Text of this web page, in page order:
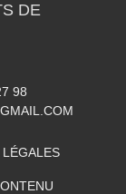
DE
98